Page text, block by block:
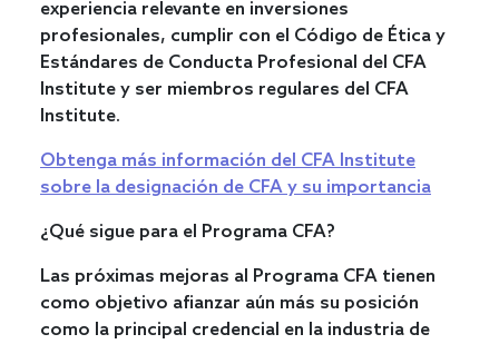
experiencia relevante en inversiones
profesionales, cumplir con el Código de Ética y
Estándares de Conducta Profesional del CFA
Institute y ser miembros regulares del CFA
Institute.
Obtenga más información del CFA Institute
sobre la designación de CFA y su importancia
¿Qué sigue para el Programa CFA?
Las próximas mejoras al Programa CFA tienen
como objetivo afianzar aún más su posición
como la principal credencial en la industria de